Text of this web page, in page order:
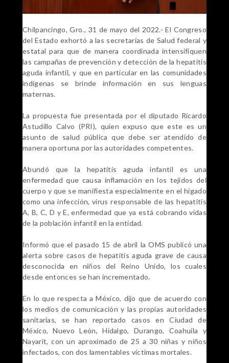
Chilpancingo, Gro., 31 de mayo del 2022.- El Congreso
del Estado exhortó a las secretarías de Salud federal y
estatal para que de manera coordinada intensifiquen
las campañas de prevención y detección de la hepatitis
aguda infantil, y que en particular en las comunidades
indígenas se brinde información en sus lenguas
maternas.
La propuesta fue presentada por el diputado Ricardo
Astudillo Calvo (PRI), quien expuso que este es un
asunto de salud pública que debe ser atendido de
manera oportuna por las autoridades competentes.
Abundó que la hepatitis aguda infantil es una
enfermedad que causa inflamación en los tejidos del
cuerpo y que se manifiesta especialmente en el hígado
como una infección, virus responsable de las hepatitis
A, B, C, D y E, enfermedad que ya está cobrando vidas
de la población infantil en la entidad.
Informó que el pasado 15 de abril la OMS publicó una
alerta sobre casos de hepatitis aguda grave de causa
desconocida en niños del Reino Unido, los cuales
desde entonces se han incrementado.
En lo que respecta a México, dijo que de acuerdo con
los medios de comunicación y las propias autoridades
sanitarias, se han reportado casos en Ciudad de
México, Nuevo León, Hidalgo, Durango, Coahuila y
Nayarit, con un aproximado de 25 a 30 niñas y niños
infectados, con dos lamentables víctimas mortales.